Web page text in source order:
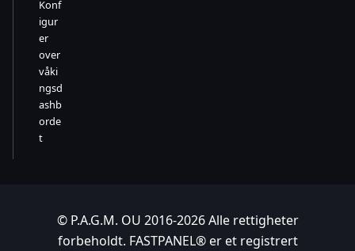
Konf
igur
er
over
våki
ngsd
ashb
orde
t
© P.A.G.M. OU 2016-2026 Alle rettigheter
forbeholdt. FASTPANEL® er et registrert